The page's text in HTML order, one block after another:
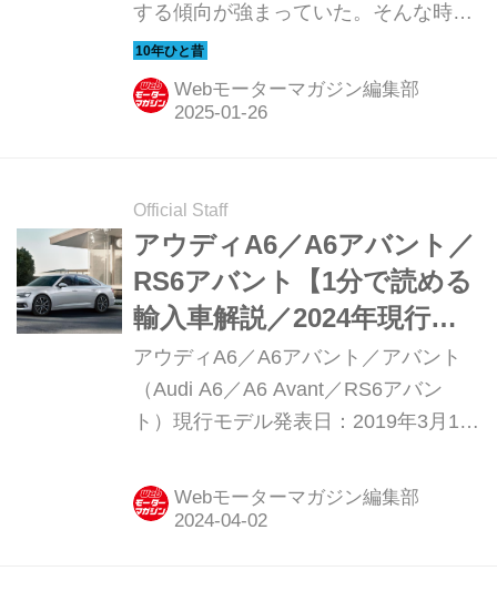
する傾向が強まっていた。そんな時代
のニューモデル試乗記を当時の記事と
写真で紹介していこう。今回は、アウ
ディ A6ハイブリッドだ。
Webモーターマガジン編集部
Official Staff
アウディA6／A6アバント／
RS6アバント【1分で読める
輸入車解説／2024年現行モ
デル】
アウディA6／A6アバント／アバント
（Audi A6／A6 Avant／RS6アバン
ト）現行モデル発表日：2019年3月12
Webモーターマガジン編集部